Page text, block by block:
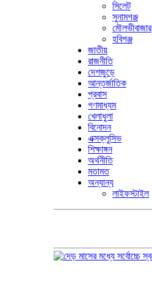
সিলেট
সুনামগঞ্জ
মৌলভীবাজার
হবিগঞ্জ
জাতীয়
রাজনীতি
দেশজুড়ে
আন্তর্জাতিক
প্রবাস
গণমাধ্যম
খেলাধুলা
বিনোদন
এক্সক্লুসিভ
শিক্ষাঙ্গন
অর্থনীতি
মতামত
অন্যান্য
লাইফস্টাইল